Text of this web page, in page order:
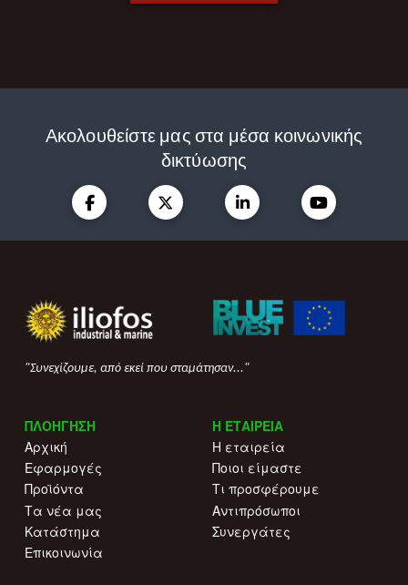
Ακολουθείστε μας στα μέσα κοινωνικής
δικτύωσης
"Συνεχίζουμε, από εκεί που σταμάτησαν..."
ΠΛΟΗΓΗΣΗ
Αρχική
Εφαρμογές
Προϊόντα
Τα νέα μας
Κατάστημα
Επικοινωνία
Η ΕΤΑΙΡΕΙΑ
Η εταιρεία
Ποιοι είμαστε
Τι προσφέρουμε
Αντιπρόσωποι
Συνεργάτες